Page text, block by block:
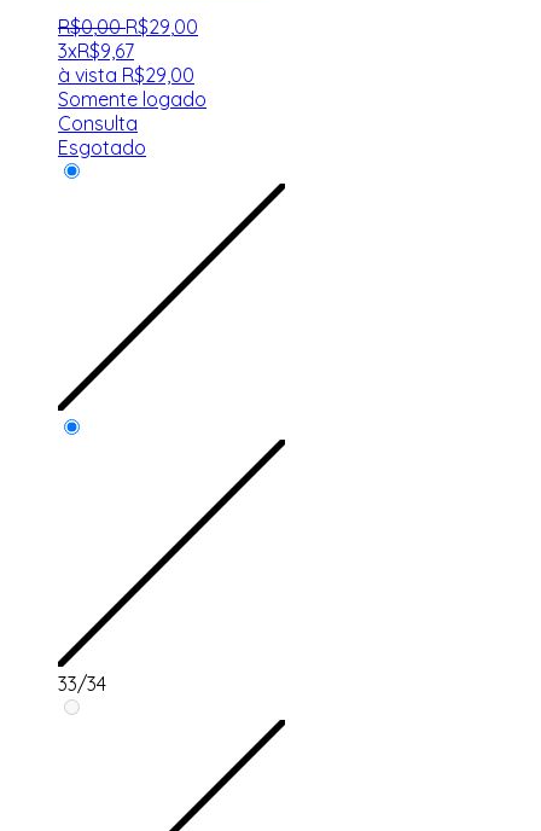
R$0,00 R$29 00
3xR$9,67
à vista R$29,00
Somente logado
Consulta
Esgotado
33/34